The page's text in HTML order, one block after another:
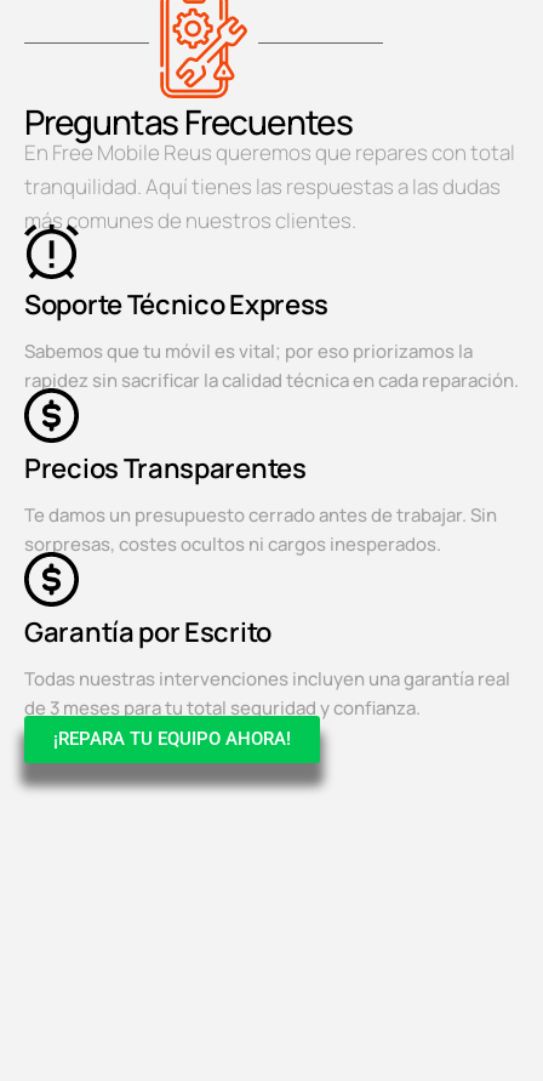
Preguntas Frecuentes
En Free Mobile Reus queremos que repares con total
tranquilidad. Aquí tienes las respuestas a las dudas
más comunes de nuestros clientes.
Soporte Técnico Express
Sabemos que tu móvil es vital; por eso priorizamos la
rapidez sin sacrificar la calidad técnica en cada reparación.
Precios Transparentes
Te damos un presupuesto cerrado antes de trabajar. Sin
sorpresas, costes ocultos ni cargos inesperados.
Garantía por Escrito
Todas nuestras intervenciones incluyen una garantía real
de 3 meses para tu total seguridad y confianza.
¡REPARA TU EQUIPO AHORA!